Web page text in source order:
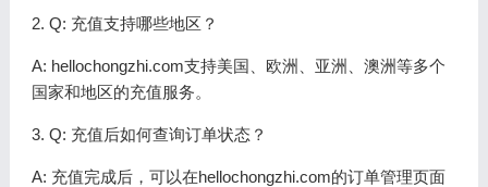
2. Q: 充值支持哪些地区？
A: hellochongzhi.com支持美国、欧洲、亚洲、澳洲等多个
国家和地区的充值服务。
3. Q: 充值后如何查询订单状态？
A: 充值完成后，可以在hellochongzhi.com的订单管理页面